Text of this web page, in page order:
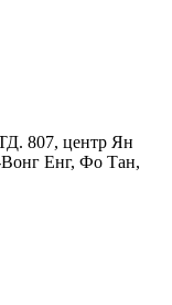
807, центр Ян
Енг, Фо Тан,